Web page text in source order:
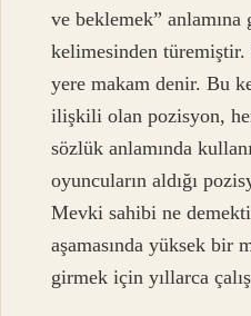
ve beklemek”
kelimesinden
yere makam denir. Bu
ilişkili olan pozisyon,
sözlük anlamında
oyuncuların aldığı
Mevki sahibi ne
aşamasında yüksek bir
girmek için yıllarca